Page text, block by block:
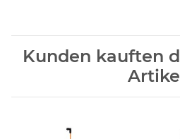
Kunden kauften